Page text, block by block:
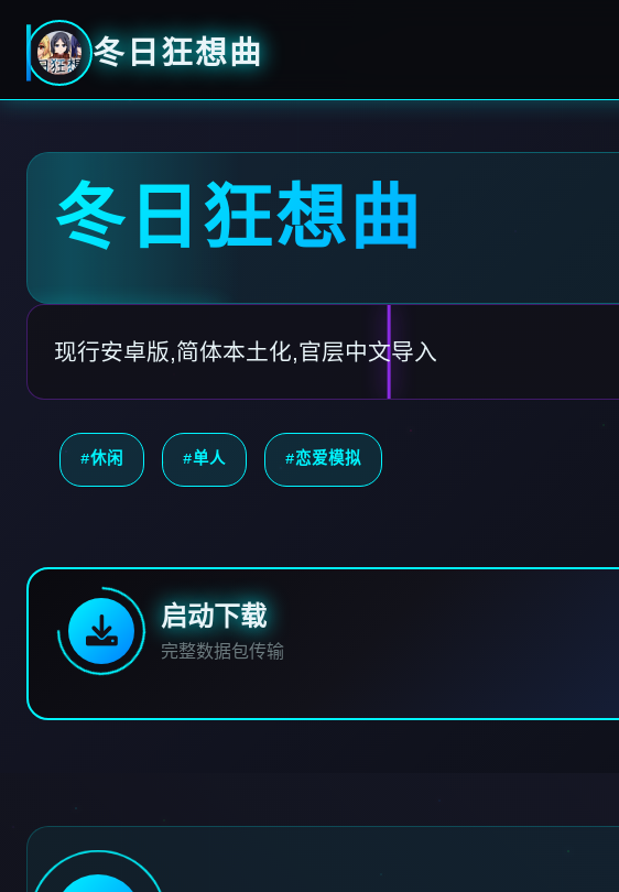
冬日狂想曲
冬日狂想曲
现行安卓版,简体本土化,官层中文导入
#休闲 #单人 #恋爱模拟
启动下载
完整数据包传输